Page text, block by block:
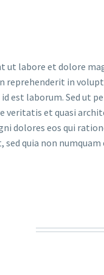
labore et dolore
reprehenderit in
est laborum. Sed ut
et quasi
dolores eos qui
quia non